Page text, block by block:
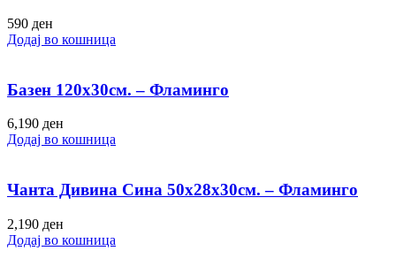
590 ден
Додај во кошница
Базен 120х30см. – Фламинго
6,190 ден
Додај во кошница
Чанта Дивина Сина 50х28х30см. – Фламинго
2,190 ден
Додај во кошница